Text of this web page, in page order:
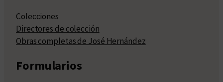
Colecciones
Directores de colección
Obras completas de José Hernández
Formularios